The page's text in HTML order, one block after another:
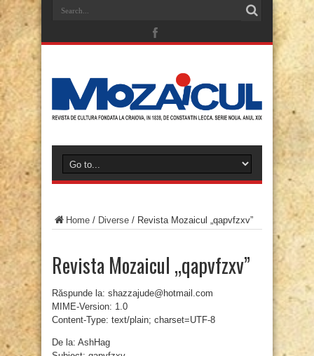
Home / Diverse / Revista Mozaicul „qapvfzxv”
Revista Mozaicul „qapvfzxv”
Răspunde la: shazzajude@hotmail.com
MIME-Version: 1.0
Content-Type: text/plain; charset=UTF-8
De la: AshHag